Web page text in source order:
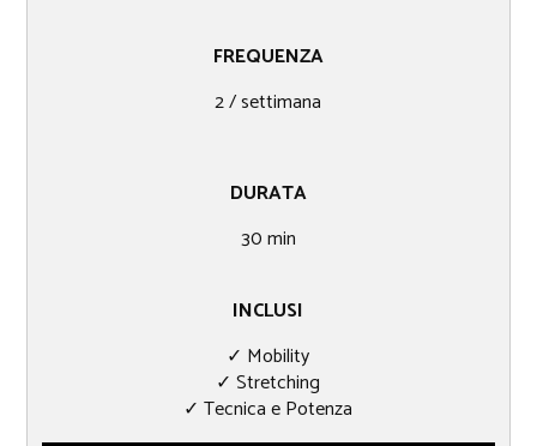
FREQUENZA
2 / settimana
DURATA
30​ min
INCLUSI
✓ Mobility
✓ Stretching
✓ Tecnica e Potenza